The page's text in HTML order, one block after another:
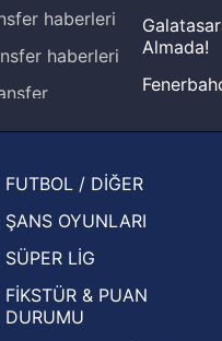
haberleri
haberleri
Almada!
Zabrze'yi
Eleme
FUTBOL / DİĞER
ŞANS OYUNLARI
SÜPER LİG
FİKSTÜR & PUAN
DURUMU